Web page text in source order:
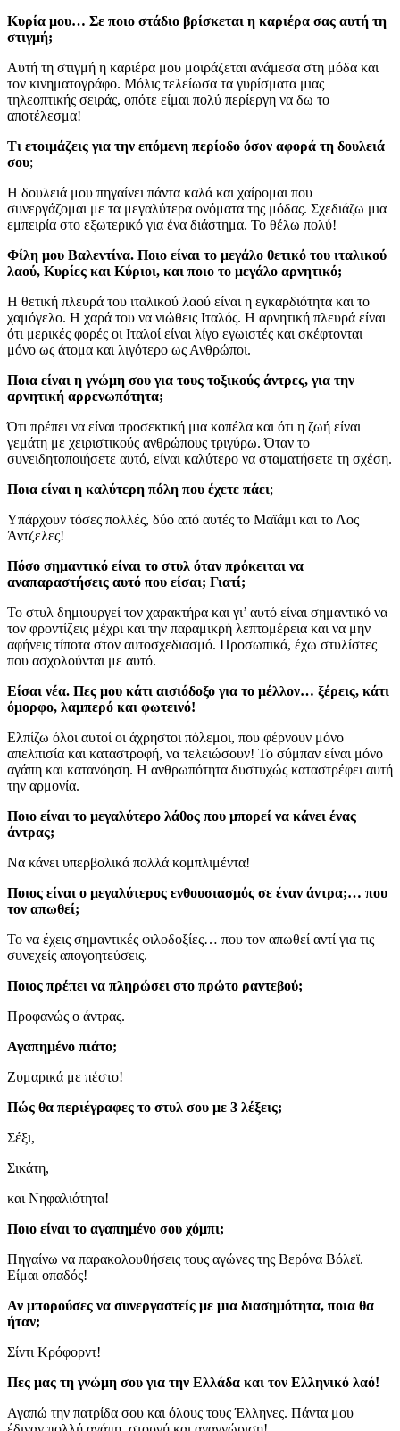
Κυρία μου… Σε ποιο στάδιο βρίσκεται η καριέρα σας αυτή τη
στιγμή;
Αυτή τη στιγμή η καριέρα μου μοιράζεται ανάμεσα στη μόδα και
τον κινηματογράφο. Μόλις τελείωσα τα γυρίσματα μιας
τηλεοπτικής σειράς, οπότε είμαι πολύ περίεργη να δω το
αποτέλεσμα!
Τι ετοιμάζεις για την επόμενη περίοδο όσον αφορά τη δουλειά
σου;
Η δουλειά μου πηγαίνει πάντα καλά και χαίρομαι που
συνεργάζομαι με τα μεγαλύτερα ονόματα της μόδας. Σχεδιάζω μια
εμπειρία στο εξωτερικό για ένα διάστημα. Το θέλω πολύ!
Φίλη μου Βαλεντίνα. Ποιο είναι το μεγάλο θετικό του ιταλικού
λαού, Κυρίες και Κύριοι, και ποιο το μεγάλο αρνητικό;
Η θετική πλευρά του ιταλικού λαού είναι η εγκαρδιότητα και το
χαμόγελο. Η χαρά του να νιώθεις Ιταλός. Η αρνητική πλευρά είναι
ότι μερικές φορές οι Ιταλοί είναι λίγο εγωιστές και σκέφτονται
μόνο ως άτομα και λιγότερο ως Ανθρώποι.
Ποια είναι η γνώμη σου για τους τοξικούς άντρες, για την
αρνητική αρρενωπότητα;
Ότι πρέπει να είναι προσεκτική μια κοπέλα και ότι η ζωή είναι
γεμάτη με χειριστικούς ανθρώπους τριγύρω. Όταν το
συνειδητοποιήσετε αυτό, είναι καλύτερο να σταματήσετε τη σχέση.
Ποια είναι η καλύτερη πόλη που έχετε πάει;
Υπάρχουν τόσες πολλές, δύο από αυτές το Μαϊάμι και το Λος
Άντζελες!
Πόσο σημαντικό είναι το στυλ όταν πρόκειται να
αναπαραστήσεις αυτό που είσαι; Γιατί;
Το στυλ δημιουργεί τον χαρακτήρα και γι’ αυτό είναι σημαντικό να
τον φροντίζεις μέχρι και την παραμικρή λεπτομέρεια και να μην
αφήνεις τίποτα στον αυτοσχεδιασμό. Προσωπικά, έχω στυλίστες
που ασχολούνται με αυτό.
Είσαι νέα. Πες μου κάτι αισιόδοξο για το μέλλον… ξέρεις, κάτι
όμορφο, λαμπερό και φωτεινό!
Ελπίζω όλοι αυτοί οι άχρηστοι πόλεμοι, που φέρνουν μόνο
απελπισία και καταστροφή, να τελειώσουν! Το σύμπαν είναι μόνο
αγάπη και κατανόηση. Η ανθρωπότητα δυστυχώς καταστρέφει αυτή
την αρμονία.
Ποιο είναι το μεγαλύτερο λάθος που μπορεί να κάνει ένας
άντρας;
Να κάνει υπερβολικά πολλά κομπλιμέντα!
Ποιος είναι ο μεγαλύτερος ενθουσιασμός σε έναν άντρα;… που
τον απωθεί;
Το να έχεις σημαντικές φιλοδοξίες… που τον απωθεί αντί για τις
συνεχείς απογοητεύσεις.
Ποιος πρέπει να πληρώσει στο πρώτο ραντεβού;
Προφανώς ο άντρας.
Αγαπημένο πιάτο;
Ζυμαρικά με πέστο!
Πώς θα περιέγραφες το στυλ σου με 3 λέξεις;
Σέξι,
Σικάτη,
και Νηφαλιότητα!
Ποιο είναι το αγαπημένο σου χόμπι;
Πηγαίνω να παρακολουθήσεις τους αγώνες της Βερόνα Βόλεϊ.
Είμαι οπαδός!
Αν μπορούσες να συνεργαστείς με μια διασημότητα, ποια θα
ήταν;
Σίντι Κρόφορντ!
Πες μας τη γνώμη σου για την Ελλάδα και τον Ελληνικό λαό!
Αγαπώ την πατρίδα σου και όλους τους Έλληνες. Πάντα μου